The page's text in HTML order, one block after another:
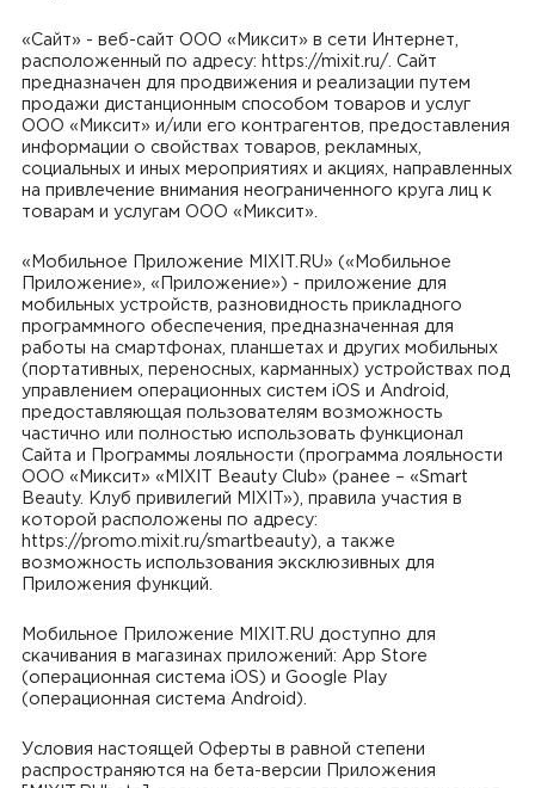
«Сайт» - веб-сайт ООО «Миксит» в сети Интернет,
расположенный по адресу: https://mixit.ru/. Сайт
предназначен для продвижения и реализации путем
продажи дистанционным способом товаров и услуг
ООО «Миксит» и/или его контрагентов, предоставления
информации о свойствах товаров, рекламных,
социальных и иных мероприятиях и акциях, направленных
на привлечение внимания неограниченного круга лиц к
товарам и услугам ООО «Миксит».
«Мобильное Приложение MIXIT.RU» («Мобильное
Приложение», «Приложение») - приложение для
мобильных устройств, разновидность прикладного
программного обеспечения, предназначенная для
работы на смартфонах, планшетах и других мобильных
(портативных, переносных, карманных) устройствах под
управлением операционных систем iOS и Android,
предоставляющая пользователям возможность
частично или полностью использовать функционал
Сайта и Программы лояльности (программа лояльности
ООО «Миксит» «MIXIT Beauty Club» (ранее – «Smart
Beauty. Клуб привилегий MIXIT»), правила участия в
которой расположены по адресу:
https://promo.mixit.ru/smartbeauty), а также
возможность использования эксклюзивных для
Приложения функций.
Мобильное Приложение MIXIT.RU доступно для
скачивания в магазинах приложений: App Store
(операционная система iOS) и Google Play
(операционная система Android).
Условия настоящей Оферты в равной степени
распространяются на бета-версии Приложения